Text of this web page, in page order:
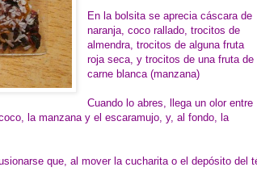
En la bolsita se aprecia cáscara de
naranja, coco rallado, trocitos de
almendra, trocitos de alguna fruta
roja seca, y trocitos de una fruta de
carne blanca (manzana)
Cuando lo abres, llega un olor entre
la manzana y el escaramujo, y, al fondo, la
que, al mover la cucharita o el depósito del